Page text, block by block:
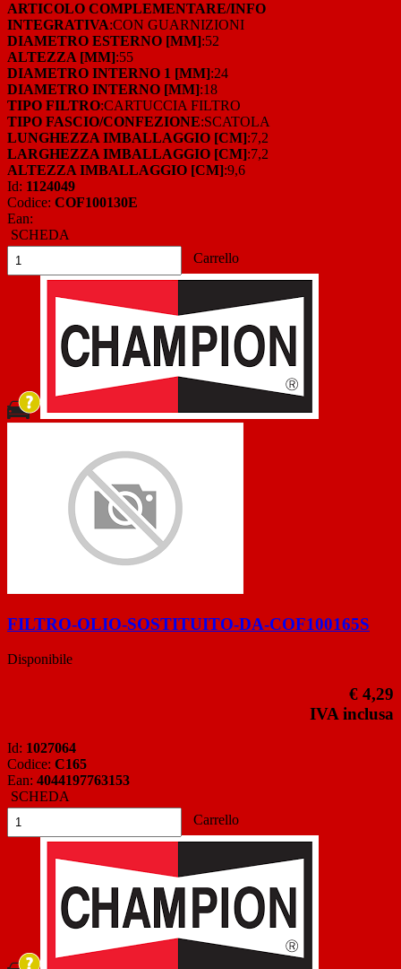
ARTICOLO COMPLEMENTARE/INFO
INTEGRATIVA:CON GUARNIZIONI
DIAMETRO ESTERNO [MM]:52
ALTEZZA [MM]:55
DIAMETRO INTERNO 1 [MM]:24
DIAMETRO INTERNO [MM]:18
TIPO FILTRO:CARTUCCIA FILTRO
TIPO FASCIO/CONFEZIONE:SCATOLA
LUNGHEZZA IMBALLAGGIO [CM]:7,2
LARGHEZZA IMBALLAGGIO [CM]:7,2
ALTEZZA IMBALLAGGIO [CM]:9,6
Id: 1124049
Codice: COF100130E
Ean:
SCHEDA
Carrello
FILTRO-OLIO-SOSTITUITO-DA-COF100165S
Disponibile
€ 4,29
IVA inclusa
Id: 1027064
Codice: C165
Ean: 4044197763153
SCHEDA
Carrello